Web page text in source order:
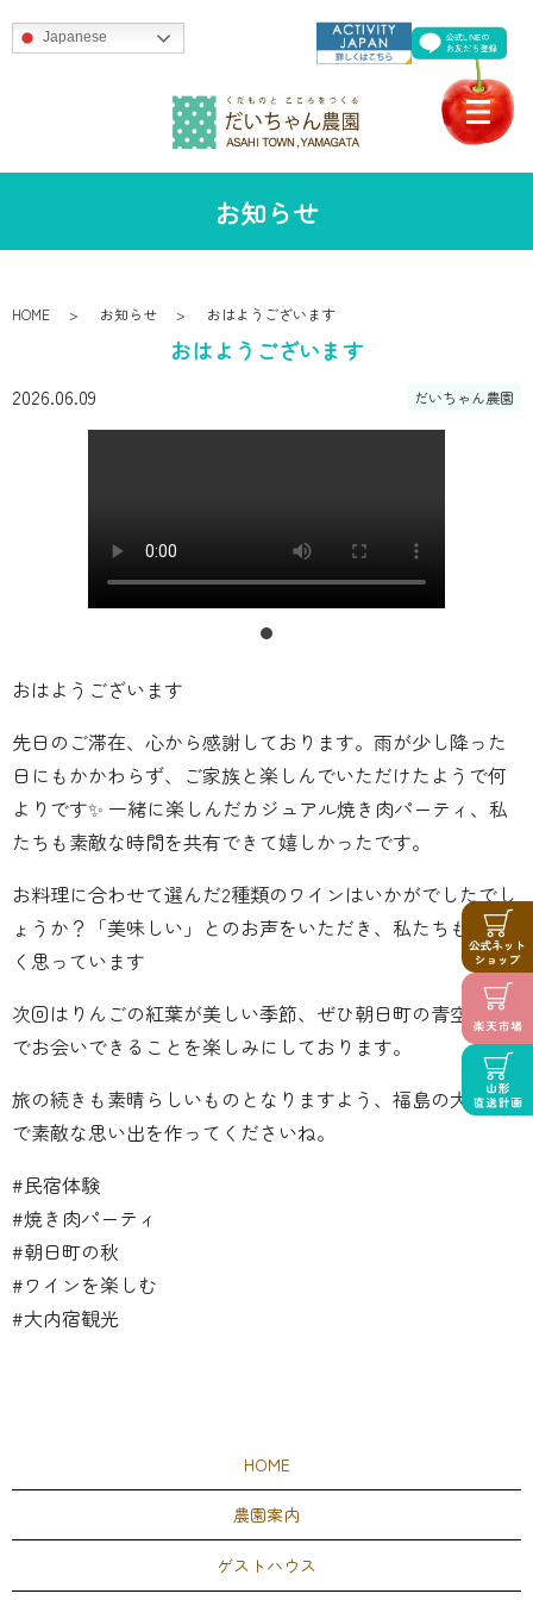
Japanese
お知らせ
HOME お知らせ おはようございます
おはようございます
2026.06.09 だいちゃん農園
おはようございます
先日のご滞在、心から感謝しております。雨が少し降った
日にもかかわらず、ご家族と楽しんでいただけたようで何
よりです✨ 一緒に楽しんだカジュアル焼き肉パーティ、私
たちも素敵な時間を共有できて嬉しかったです。
お料理に合わせて選んだ2種類のワインはいかがでしたでし
ょうか？「美味しい」とのお声をいただき、私たちも嬉し
く思っています
次回はりんごの紅葉が美しい季節、ぜひ朝日町の青空の下
でお会いできることを楽しみにしております。
旅の続きも素晴らしいものとなりますよう、福島の大内宿
で素敵な思い出を作ってくださいね。
#民宿体験
#焼き肉パーティ
#朝日町の秋
#ワインを楽しむ
#大内宿観光
HOME
農園案内
ゲストハウス